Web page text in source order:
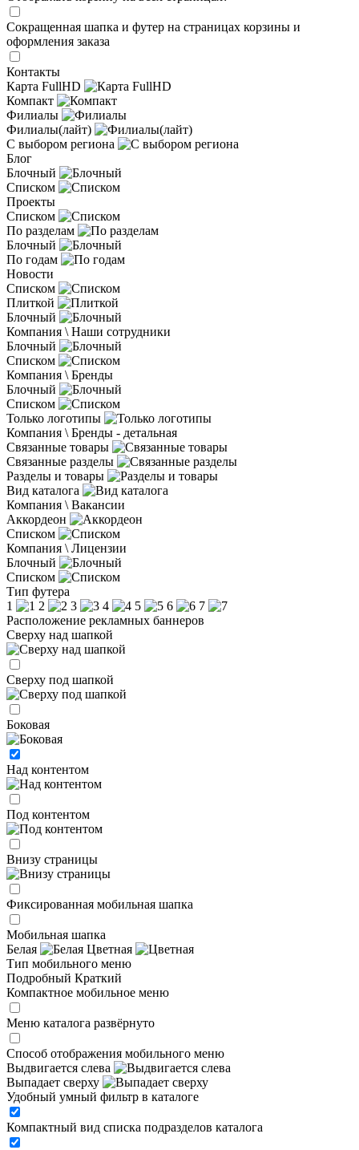
Сокращенная шапка и футер на страницах корзины и
оформления заказа
Контакты
Карта FullHD
Компакт
Филиалы
Филиалы(лайт)
С выбором региона
Блог
Блочный
Списком
Проекты
Списком
По разделам
Блочный
По годам
Новости
Списком
Плиткой
Блочный
Компания \ Наши сотрудники
Блочный
Списком
Компания \ Бренды
Блочный
Списком
Только логотипы
Компания \ Бренды - детальная
Связанные товары
Связанные разделы
Разделы и товары
Вид каталога
Компания \ Вакансии
Аккордеон
Списком
Компания \ Лицензии
Блочный
Списком
Тип футера
1
2 3 4 5 6
7
Расположение рекламных баннеров
Сверху над шапкой
Сверху под шапкой
Боковая
Над контентом
Под контентом
Внизу страницы
Фиксированная мобильная шапка
Мобильная шапка
Белая
Цветная
Тип мобильного меню
Подробный Краткий
Компактное мобильное меню
Меню каталога развёрнуто
Способ отображения мобильного меню
Выдвигается слева
Выпадает сверху
Удобный умный фильтр в каталоге
Компактный вид списка подразделов каталога